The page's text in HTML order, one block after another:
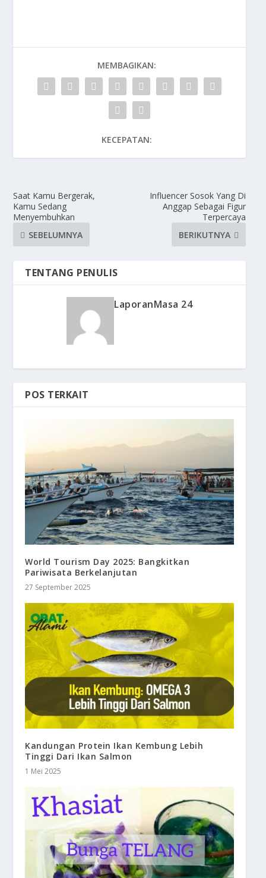
MEMBAGIKAN:
KECEPATAN:
Saat Kamu Bergerak,
Kamu Sedang
Menyembuhkan
SEBELUMNYA
Influencer Sosok Yang Di
Anggap Sebagai Figur
Terpercaya
BERIKUTNYA
TENTANG PENULIS
LaporanMasa 24
POS TERKAIT
World Tourism Day 2025: Bangkitkan
Pariwisata Berkelanjutan
27 September 2025
Kandungan Protein Ikan Kembung Lebih
Tinggi Dari Ikan Salmon
1 Mei 2025